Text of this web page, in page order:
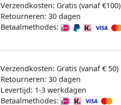
Verzendkosten: Gratis (vanaf €100)
Retourneren: 30 dagen
Betaalmethodes:
Verzendkosten: Gratis (vanaf € 50)
Retourneren: 30 dagen
Levertijd: 1-3 werkdagen
Betaalmethodes: